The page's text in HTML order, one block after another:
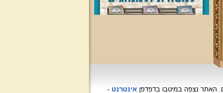
האתר נצפהבמיטבו בדפדפןאינטרנט -